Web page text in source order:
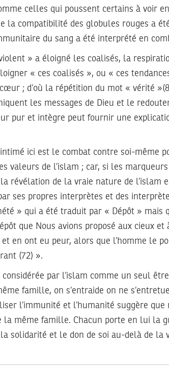
celles qui poussent certains à voir
la compatibilité des globules rouges a
du sang a été interprété en
violent » a éloigné les coalisés, la
« ces coalisés », ou « ces
; d’où la répétition du mot « vérité
les messages de Dieu et le
pur et intègre peut fournir une
ici est le combat contre soi-même
valeurs de l’islam ; car, si les
révélation de la vraie nature de l’islam
ses propres interprètes et des
» qui a été traduit par « Dépôt » mais
que Nous avions proposé aux cieux
en ont eu peur, alors que l’homme le
(72) ».
considérée par l’islam comme un seul
famille, on s’entraide on ne
l’immunité et l’humanité suggère
la même famille. Chacun porte en lui la
solidarité et le don de soi au-delà de la